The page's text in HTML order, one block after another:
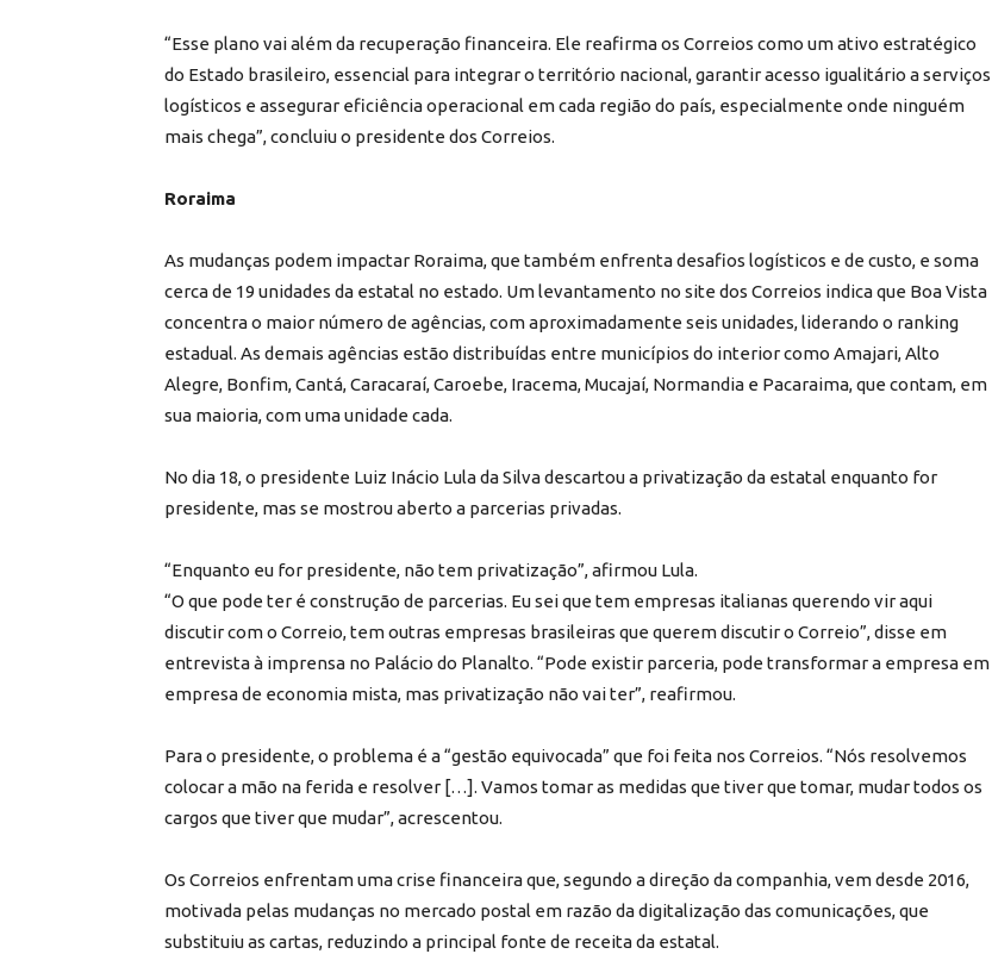
“Esse plano vai além da recuperação financeira. Ele reafirma os Correios como um ativo estratégico
do Estado brasileiro, essencial para integrar o território nacional, garantir acesso igualitário a serviços
logísticos e assegurar eficiência operacional em cada região do país, especialmente onde ninguém
mais chega”, concluiu o presidente dos Correios.
Roraima
As mudanças podem impactar Roraima, que também enfrenta desafios logísticos e de custo, e soma
cerca de 19 unidades da estatal no estado. Um levantamento no site dos Correios indica que Boa Vista
concentra o maior número de agências, com aproximadamente seis unidades, liderando o ranking
estadual. As demais agências estão distribuídas entre municípios do interior como Amajari, Alto
Alegre, Bonfim, Cantá, Caracaraí, Caroebe, Iracema, Mucajaí, Normandia e Pacaraima, que contam, em
sua maioria, com uma unidade cada.
No dia 18, o presidente Luiz Inácio Lula da Silva descartou a privatização da estatal enquanto for
presidente, mas se mostrou aberto a parcerias privadas.
“Enquanto eu for presidente, não tem privatização”, afirmou Lula.
“O que pode ter é construção de parcerias. Eu sei que tem empresas italianas querendo vir aqui
discutir com o Correio, tem outras empresas brasileiras que querem discutir o Correio”, disse em
entrevista à imprensa no Palácio do Planalto. “Pode existir parceria, pode transformar a empresa em
empresa de economia mista, mas privatização não vai ter”, reafirmou.
Para o presidente, o problema é a “gestão equivocada” que foi feita nos Correios. “Nós resolvemos
colocar a mão na ferida e resolver […]. Vamos tomar as medidas que tiver que tomar, mudar todos os
cargos que tiver que mudar”, acrescentou.
Os Correios enfrentam uma crise financeira que, segundo a direção da companhia, vem desde 2016,
motivada pelas mudanças no mercado postal em razão da digitalização das comunicações, que
substituiu as cartas, reduzindo a principal fonte de receita da estatal.